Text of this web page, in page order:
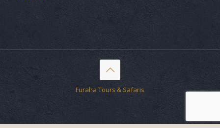
Furaha Tours & Safaris